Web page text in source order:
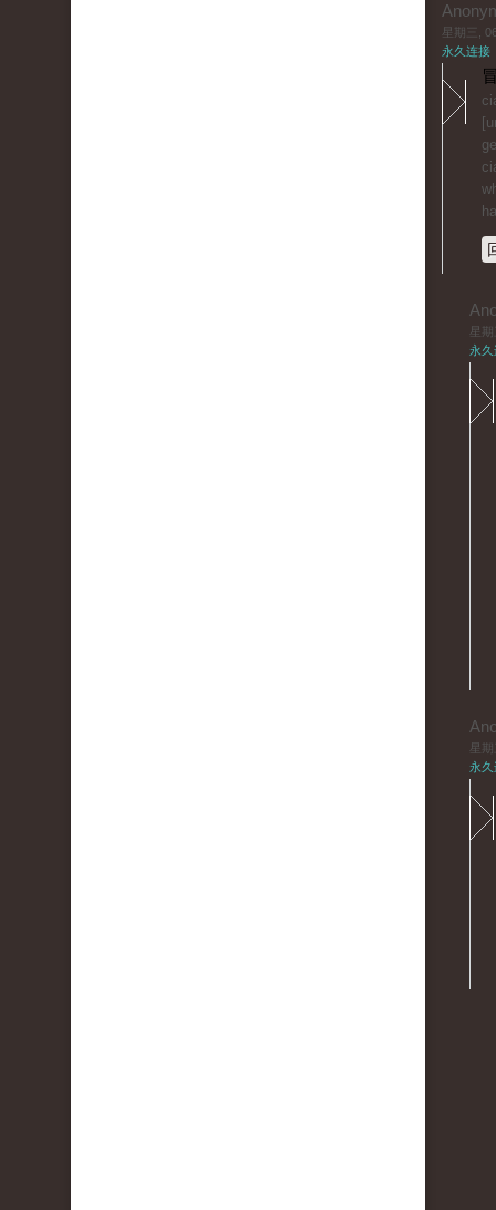
星期三,
永久连接
星
永久
星
永久